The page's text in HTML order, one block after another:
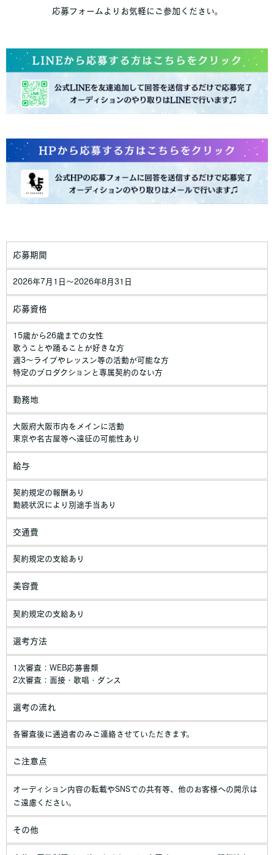
応募フォームよりお気軽にご参加ください。
応募期間
2026年7月1日〜2026年8月31日
応募資格
15歳から26歳までの女性
歌うことや踊ることが好きな方
週3〜ライブやレッスン等の活動が可能な方
特定のプロダクションと専属契約のない方
勤務地
大阪府大阪市内をメインに活動
東京や名古屋等へ遠征の可能性あり
給与
契約規定の報酬あり
勤続状況により別途手当あり
交通費
契約規定の支給あり
美容費
契約規定の支給あり
選考方法
1次審査：WEB応募書類
2次審査：面接・歌唱・ダンス
選考の流れ
各審査後に通過者のみご連絡させていただきます。
ご注意点
オーディション内容の転載やSNSでの共有等、他のお客様への開示は
ご遠慮ください。
その他